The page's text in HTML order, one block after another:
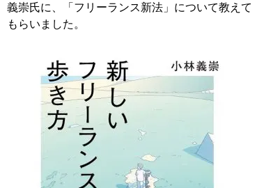
義崇氏に、「フリーランス新法」について教えて
もらいました。